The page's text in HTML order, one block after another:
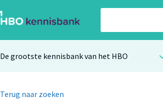
De grootste kennisbank van het HBO
Terug naar zoeken